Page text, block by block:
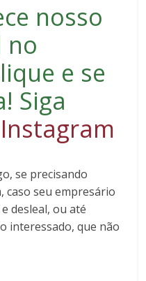
nosso
no
e se
! Siga
Instagram
se precisando
caso seu empresário
desleal, ou até
interessado, que não